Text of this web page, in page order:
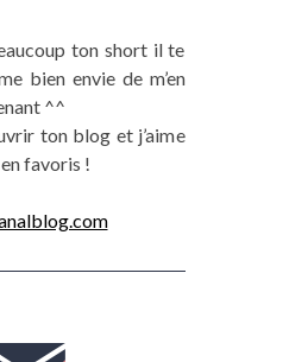
ton short il te
bien envie de m’en
^^
ton blog et j’aime
favoris !